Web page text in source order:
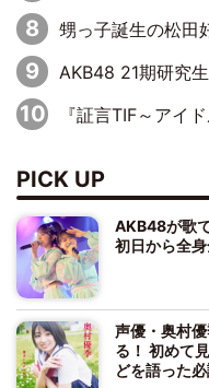
甥っ子誕生の松田好花、京都で“ふたつ
AKB48 21期研究生
『証言TIF～アイドル戦国時代とはなんだったのか～』第10回：
PICK UP
AKB48が歌
初日から全
声優・奥村
る！ 初めて
どを語った